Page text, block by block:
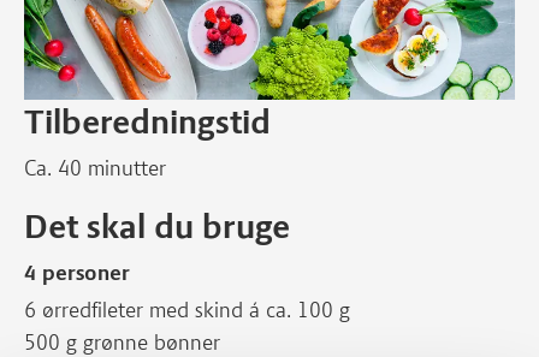
Tilberedningstid
Ca. 40 minutter
Det skal du bruge
4 personer
6 ørredfileter med skind á ca. 100 g
500 g grønne bønner